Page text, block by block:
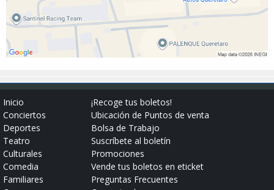
Inicio
Conciertos
Deportes
Teatro
Culturales
Comedia
Familiares
¡Recoge tus boletos!
Ubicación de Puntos de venta
Bolsa de Trabajo
Suscríbete al boletín
Promociones
Vende tus boletos en eticket
Preguntas Frecuentes